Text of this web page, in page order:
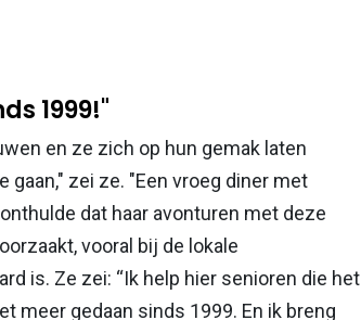
1999!"
en ze zich op hun gemak laten
gaan," zei ze. "Een vroeg diner met
dat haar avonturen met deze
vooral bij de lokale
is. Ze zei: “Ik help hier senioren die het
meer gedaan sinds 1999. En ik breng